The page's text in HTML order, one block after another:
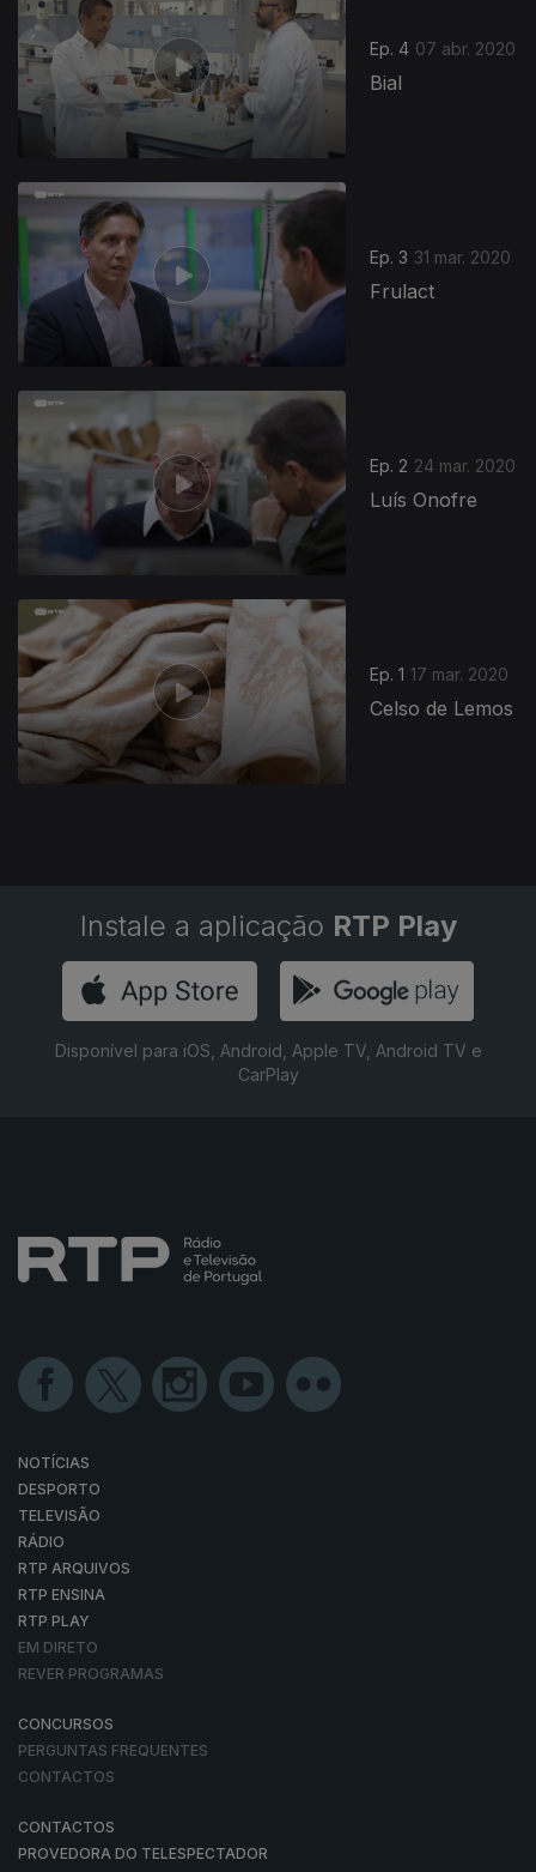
Ep. 4 07 abr. 2020
Bial
Ep. 3 31 mar. 2020
Frulact
Ep. 2 24 mar. 2020
Luís Onofre
Ep. 1 17 mar. 2020
Celso de Lemos
462269
Instale a aplicação RTP Play
Disponível para iOS, Android, Apple TV, Android TV e
CarPlay
NOTÍCIAS
DESPORTO
TELEVISÃO
RÁDIO
RTP ARQUIVOS
RTP ENSINA
RTP PLAY
EM DIRETO
REVER PROGRAMAS
CONCURSOS
PERGUNTAS FREQUENTES
CONTACTOS
CONTACTOS
PROVEDORA DO TELESPECTADOR